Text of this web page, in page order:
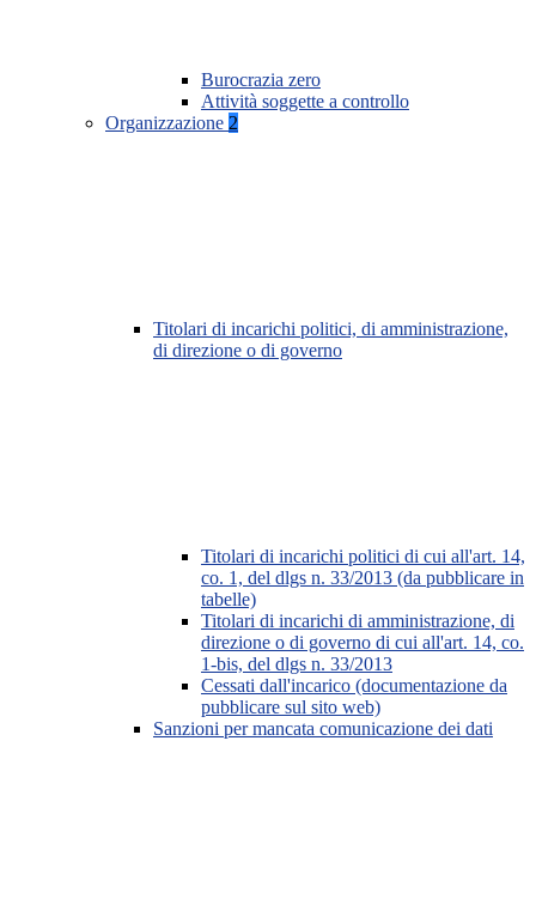
Burocrazia zero
Attività soggette a controllo
Organizzazione 2
Titolari di incarichi politici, di amministrazione,
di direzione o di governo
Titolari di incarichi politici di cui all'art. 14,
co. 1, del dlgs n. 33/2013 (da pubblicare in
tabelle)
Titolari di incarichi di amministrazione, di
direzione o di governo di cui all'art. 14, co.
1-bis, del dlgs n. 33/2013
Cessati dall'incarico (documentazione da
pubblicare sul sito web)
Sanzioni per mancata comunicazione dei dati